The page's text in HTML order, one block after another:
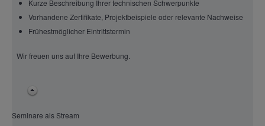
Kurze Beschreibung Ihrer technischen Schwerpunkte
Vorhandene Zertifikate, Projektbeispiele oder relevante Nachweise
Frühestmöglicher Eintrittstermin
Wir freuen uns auf Ihre Bewerbung.
Seminare als Stream